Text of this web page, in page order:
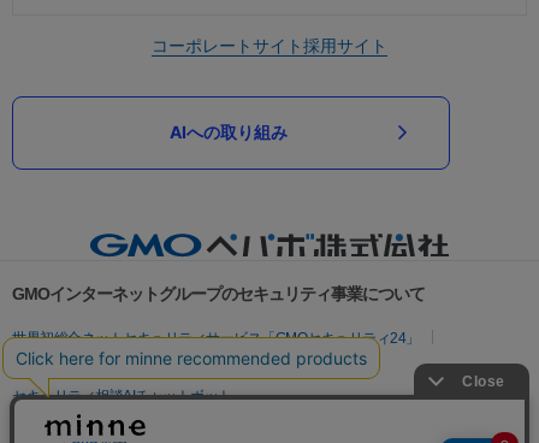
コーポレートサイト採用サイト
AIへの取り組み
GMOインターネットグループのセキュリティ事業について
世界初総合ネットセキュリティサービス「GMOセキュリティ24」
パスワード漏洩診断
Webサイトリスク診断
セキュリティ相談AIチャットボット
実在証明・盗聴対策